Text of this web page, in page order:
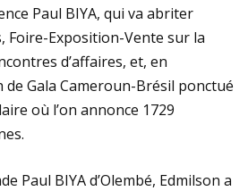
Paul BIYA, qui va abriter
Foire-Exposition-Vente sur la
d’affaires, et, en
Gala Cameroun-Brésil ponctué
où l’on annonce 1729
Paul BIYA d’Olembé, Edmilson a